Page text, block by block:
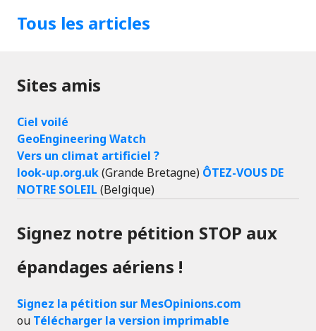
Tous les articles
Sites amis
Ciel voilé
GeoEngineering Watch
Vers un climat artificiel ?
look-up.org.uk(Grande Bretagne) ÔTEZ-VOUS DE
NOTRE SOLEIL (Belgique)
Signez notre pétition STOP aux
épandages aériens !
Signez la pétition sur MesOpinions.com
ou Télécharger la version imprimable